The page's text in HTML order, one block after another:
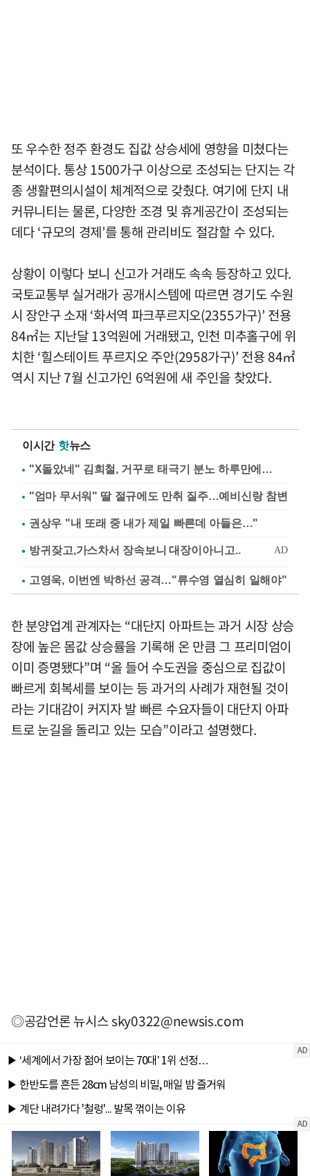
또 우수한 정주 환경도 집값 상승세에 영향을 미쳤다는
분석이다. 통상 1500가구 이상으로 조성되는 단지는 각
종 생활편의시설이 체계적으로 갖췄다. 여기에 단지 내
커뮤니티는 물론, 다양한 조경 및 휴게공간이 조성되는
데다 ‘규모의 경제’를 통해 관리비도 절감할 수 있다.
상황이 이렇다 보니 신고가 거래도 속속 등장하고 있다.
국토교통부 실거래가 공개시스템에 따르면 경기도 수원
시 장안구 소재 ‘화서역 파크푸르지오(2355가구)’ 전용
84㎡는 지난달 13억원에 거래됐고, 인천 미추홀구에 위
치한 ‘힐스테이트 푸르지오 주안(2958가구)’ 전용 84㎡
역시 지난 7월 신고가인 6억원에 새 주인을 찾았다.
이시간 핫뉴스
"X돌았네" 김희철, 거꾸로 태극기 분노 하루만에…
"엄마 무서워" 딸 절규에도 만취 질주…예비신랑 참변
권상우 "내 또래 중 내가 제일 빠른데 아들은…"
고영욱, 이번엔 박하선 공격…"류수영 열심히 일해야"
한 분양업계 관계자는 “대단지 아파트는 과거 시장 상승
장에 높은 몸값 상승률을 기록해 온 만큼 그 프리미엄이
이미 증명됐다”며 “올 들어 수도권을 중심으로 집값이
빠르게 회복세를 보이는 등 과거의 사례가 재현될 것이
라는 기대감이 커지자 발 빠른 수요자들이 대단지 아파
트로 눈길을 돌리고 있는 모습”이라고 설명했다.
◎공감언론 뉴시스sky0322@newsis.com